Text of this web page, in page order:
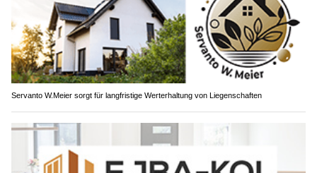
Servanto W.Meier sorgt für langfristige Werterhaltung von Liegenschaften